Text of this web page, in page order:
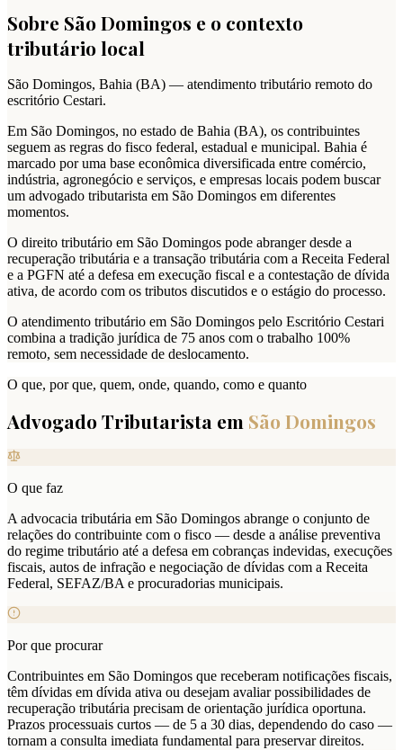
Sobre São Domingos e o contexto
tributário local
São Domingos, Bahia (BA) — atendimento tributário remoto do
escritório Cestari.
Em São Domingos, no estado de Bahia (BA), os contribuintes
seguem as regras do fisco federal, estadual e municipal. Bahia é
marcado por uma base econômica diversificada entre comércio,
indústria, agronegócio e serviços, e empresas locais podem buscar
um advogado tributarista em São Domingos em diferentes
momentos.
O direito tributário em São Domingos pode abranger desde a
recuperação tributária e a transação tributária com a Receita Federal
e a PGFN até a defesa em execução fiscal e a contestação de dívida
ativa, de acordo com os tributos discutidos e o estágio do processo.
O atendimento tributário em São Domingos pelo Escritório Cestari
combina a tradição jurídica de 75 anos com o trabalho 100%
remoto, sem necessidade de deslocamento.
O que, por que, quem, onde, quando, como e quanto
Advogado Tributarista em São Domingos
O que faz
A advocacia tributária em São Domingos abrange o conjunto de
relações do contribuinte com o fisco — desde a análise preventiva
do regime tributário até a defesa em cobranças indevidas, execuções
fiscais, autos de infração e negociação de dívidas com a Receita
Federal, SEFAZ/BA e procuradorias municipais.
Por que procurar
Contribuintes em São Domingos que receberam notificações fiscais,
têm dívidas em dívida ativa ou desejam avaliar possibilidades de
recuperação tributária precisam de orientação jurídica oportuna.
Prazos processuais curtos — de 5 a 30 dias, dependendo do caso —
tornam a consulta imediata fundamental para preservar direitos.